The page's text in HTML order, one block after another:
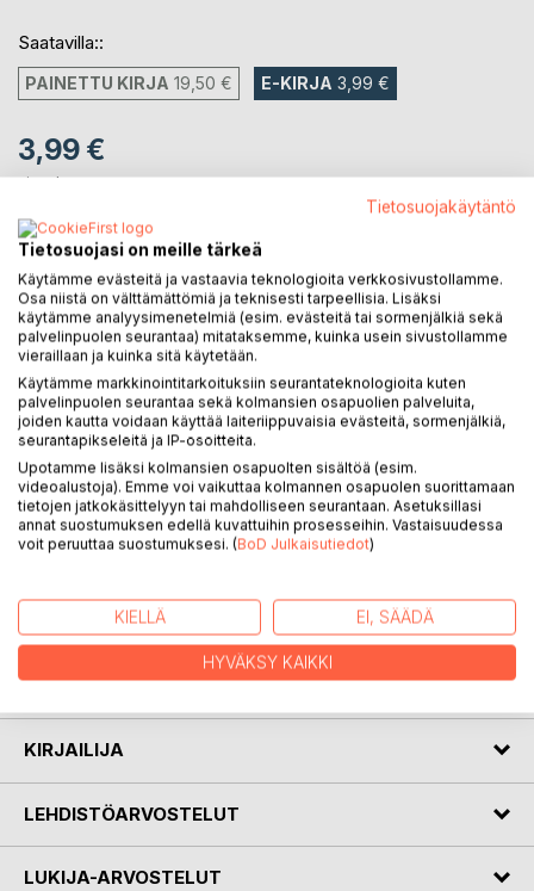
Saatavilla::
PAINETTU KIRJA 19,50 € E-KIRJA 3,99 €
3,99 €
sis. alv.
LISÄÄ OSTOSKORIIN
Lisää muistilistalle
Arvostele tuote
AFORISMEJA oikeassa suhteessa. Tähtäys entistä
syvempiin totuuden kerrostumiin. Elämän, kuoleman,
olemassaolon tarkoituksen työstöä, sekä pohdintaa.
KIRJAILIJA
LEHDISTÖARVOSTELUT
LUKIJA-ARVOSTELUT
Tietosuojakäytäntö
Tietosuojasi on meille tärkeä
Käytämme evästeitä ja vastaavia teknologioita verkkosivustollamme.
Osa niistä on välttämättömiä ja teknisesti tarpeellisia. Lisäksi
käytämme analyysimenetelmiä (esim. evästeitä tai sormenjälkiä sekä
palvelinpuolen seurantaa) mitataksemme, kuinka usein sivustollamme
vieraillaan ja kuinka sitä käytetään.
Käytämme markkinointitarkoituksiin seurantateknologioita kuten
palvelinpuolen seurantaa sekä kolmansien osapuolien palveluita,
joiden kautta voidaan käyttää laiteriippuvaisia evästeitä, sormenjälkiä,
seurantapikseleitä ja IP-osoitteita.
Upotamme lisäksi kolmansien osapuolten sisältöä (esim.
videoalustoja). Emme voi vaikuttaa kolmannen osapuolen suorittamaan
tietojen jatkokäsittelyyn tai mahdolliseen seurantaan. Asetuksillasi
annat suostumuksen edellä kuvattuihin prosesseihin. Vastaisuudessa
voit peruuttaa suostumuksesi. (BoD Julkaisutiedot)
KIELLÄ EI, SÄÄDÄ
HYVÄKSY KAIKKI